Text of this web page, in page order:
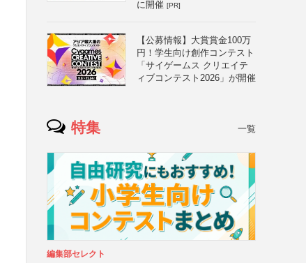
に開催 [PR]
【公募情報】大賞賞金100万
円！学生向け創作コンテスト
「サイゲームス クリエイテ
ィブコンテスト2026」が開催
特集 一覧
編集部セレクト